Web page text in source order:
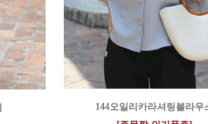
144오일리카라셔링블라우